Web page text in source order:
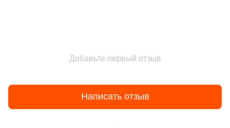
Добавьте первый отзыв
Написать отзыв